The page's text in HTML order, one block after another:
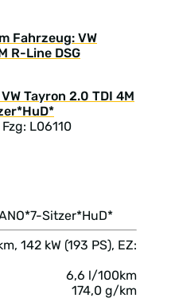
Fahrzeug: VW
R-Line DSG
Fzg: L06110
Sitzer*HuD*
142 kW (193 PS), EZ:
6,6 l/100km
174,0 g/km